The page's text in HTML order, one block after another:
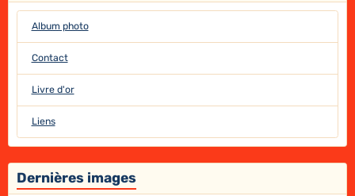
Album photo
Contact
Livre d'or
Liens
Dernières images